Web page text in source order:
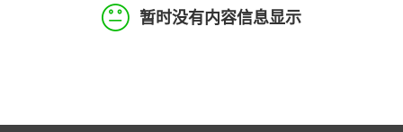
暂时没有内容信息显示